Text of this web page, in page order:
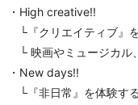
・High creative!!
└『クリエイティブ』
└ 映画やミュージカル
・New days!!
└『非日常』を体験す